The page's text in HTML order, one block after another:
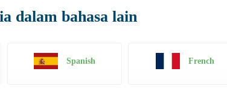
dalam bahasa lain
Spanish French